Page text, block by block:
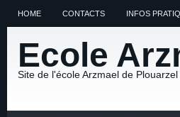
HOME CONTACTS INFOS
Ecole
Site de l'école Arzmael de Plouarzel